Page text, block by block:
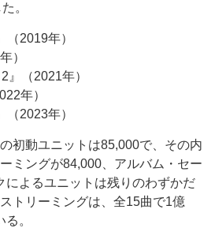
。
2019年）
）
』（2021年）
年）
2023年）
初動ユニットは85,000で、その内
ミングが84,000、アルバム・セー
によるユニットは残りのわずかだ
トリーミングは、全15曲で1億
。